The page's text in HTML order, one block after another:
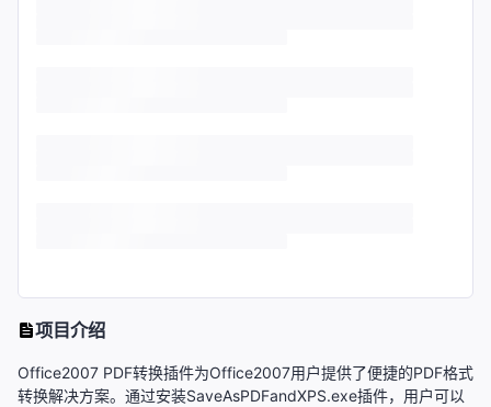
项目介绍
Office2007 PDF转换插件为Office2007用户提供了便捷的PDF格式
转换解决方案。通过安装SaveAsPDFandXPS.exe插件，用户可以